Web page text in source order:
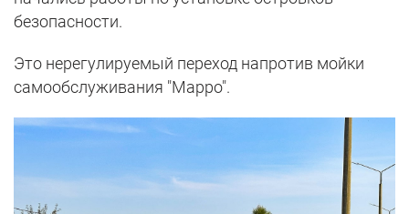
безопасности.
Это нерегулируемый переход напротив мойки
самообслуживания "Марро".